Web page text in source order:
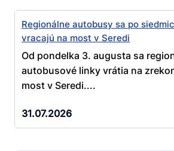
Regionálne autobusy sa po
vracajú na most v Seredi
Od pondelka 3. augusta sa
autobusové linky vrátia na
most v Seredi....
31.07.2026